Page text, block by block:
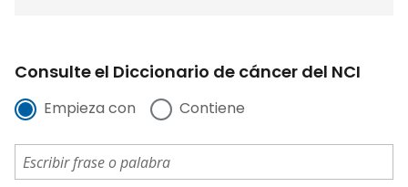
Consulte el Diccionario de cáncer del NCI
Empieza con Contiene